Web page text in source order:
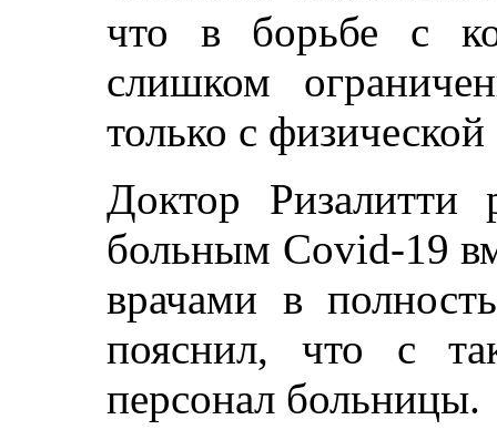
что в борьбе с
слишком
только с
Доктор Ризалитти
больным Covid-19
врачами в
пояснил, что с
персонал больницы.